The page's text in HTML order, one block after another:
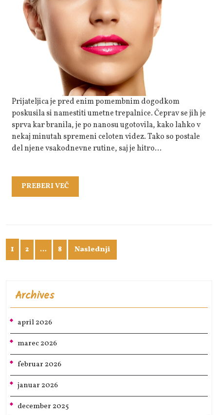
Prijateljica je pred enim pomembnim dogodkom
poskusila si namestiti umetne trepalnice. Čeprav se jih je
sprva kar branila, je po nanosu ugotovila, kako lahko v
nekaj minutah spremeni celoten videz. Tako so postale
del njene vsakodnevne rutine, saj je hitro…
PREBERI VEČ
VEČ
Številčenje
prispevkov
1 2 … 8 Naslednji
Archives
april 2026
marec 2026
februar 2026
januar 2026
december 2025